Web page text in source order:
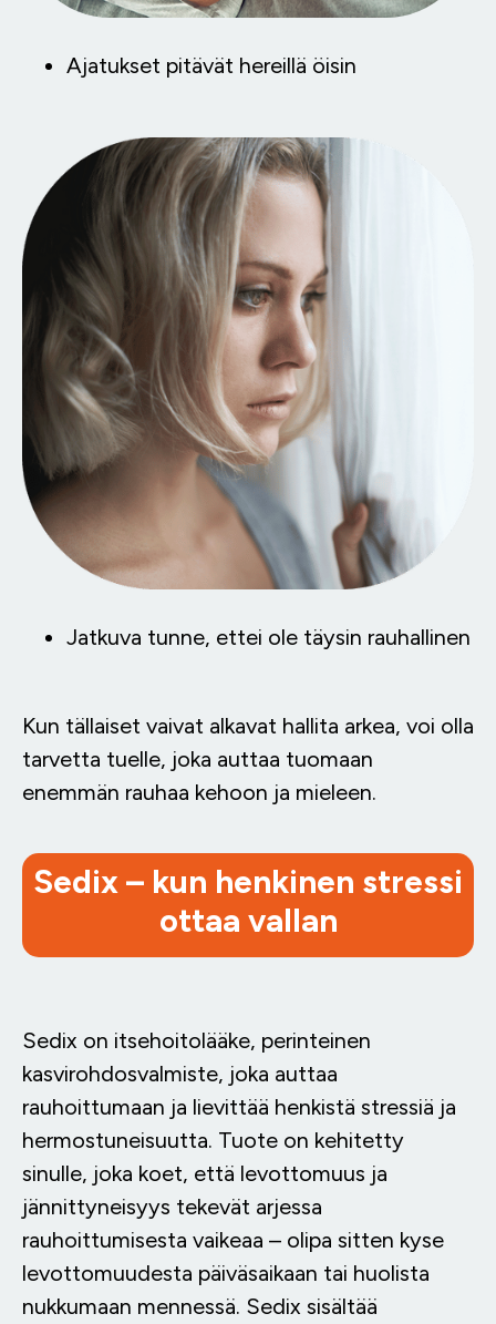
Ajatukset pitävät hereillä öisin
Jatkuva tunne, ettei ole täysin rauhallinen
Kun tällaiset vaivat alkavat hallita arkea, voi olla
tarvetta tuelle, joka auttaa tuomaan
enemmän rauhaa kehoon ja mieleen.
Sedix – kun henkinen stressi
ottaa vallan
Sedix on itsehoitolääke, perinteinen
kasvirohdosvalmiste, joka auttaa
rauhoittumaan ja lievittää henkistä stressiä ja
hermostuneisuutta. Tuote on kehitetty
sinulle, joka koet, että levottomuus ja
jännittyneisyys tekevät arjessa
rauhoittumisesta vaikeaa – olipa sitten kyse
levottomuudesta päiväsaikaan tai huolista
nukkumaan mennessä. Sedix sisältää